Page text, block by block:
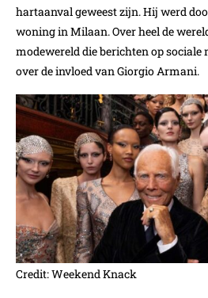
hartaanval geweest zijn. Hij werd
woning in Milaan. Over heel de
modewereld die berichten op sociale
over de invloed van Giorgio Armani.
Credit: Weekend Knack